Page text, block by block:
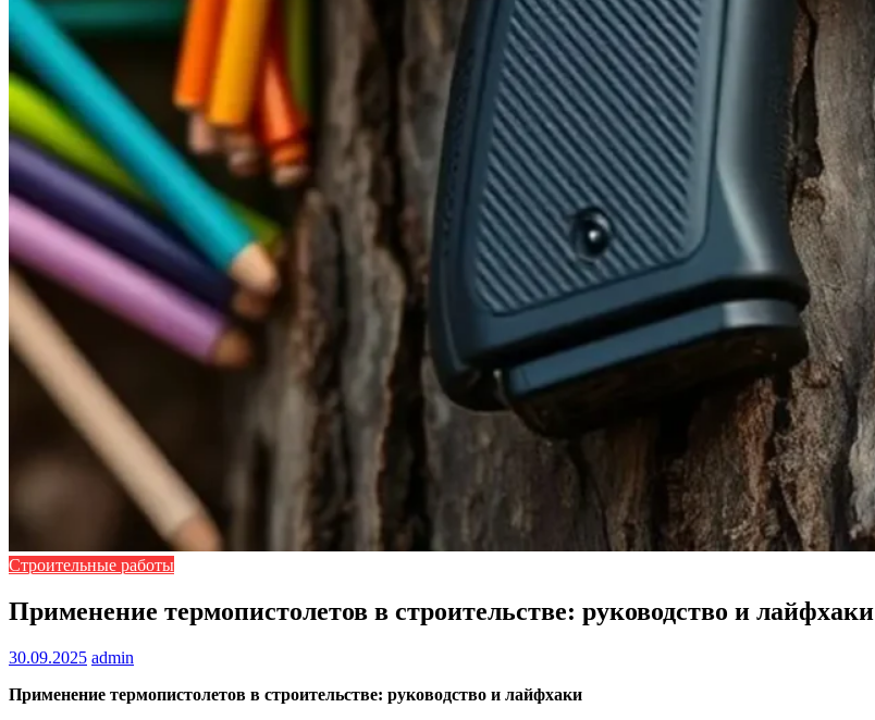
Строительные работы
Применение термопистолетов в строительстве: руководство и лайфхаки
30.09.2025 admin
Применение термопистолетов в строительстве: руководство и лайфхаки